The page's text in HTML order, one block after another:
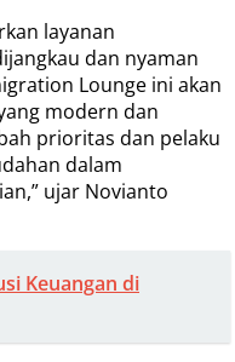
layanan
dan nyaman
Lounge ini akan
modern dan
prioritas dan pelaku
dalam
ujar Novianto
Keuangan di